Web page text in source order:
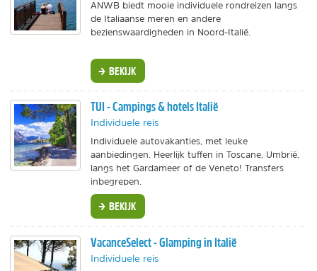
ANWB biedt mooie individuele rondreizen langs
de Italiaanse meren en andere
bezienswaardigheden in Noord-Italië.
BEKIJK
TUI - Campings & hotels Italië
Individuele reis
Individuele autovakanties, met leuke
aanbiedingen. Heerlijk tuffen in Toscane, Umbrië,
langs het Gardameer of de Veneto! Transfers
inbegrepen.
BEKIJK
VacanceSelect - Glamping in Italië
Individuele reis